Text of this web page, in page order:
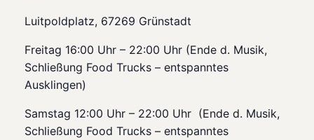
Luitpoldplatz, 67269 Grünstadt
Freitag 16:00 Uhr – 22:00 Uhr (Ende d. Musik,
Schließung Food Trucks – entspanntes
Ausklingen)
Samstag 12:00 Uhr – 22:00 Uhr (Ende d. Musik,
Schließung Food Trucks – entspanntes